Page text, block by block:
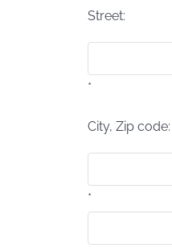
Street:
*
City, Zip code:
*